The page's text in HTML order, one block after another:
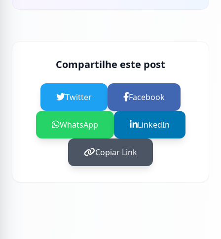
Compartilhe este post
Twitter Facebook
WhatsApp LinkedIn
Copiar Link